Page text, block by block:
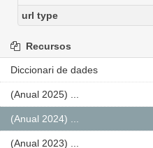
url type
Recursos
Diccionari de dades
(Anual 2025) ...
(Anual 2024) ...
(Anual 2023) ...